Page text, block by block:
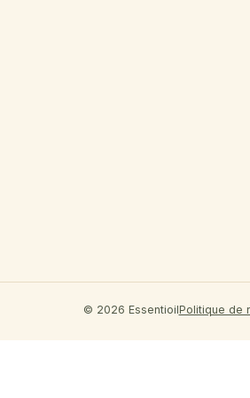
© 2026 EssentioilPolitique de